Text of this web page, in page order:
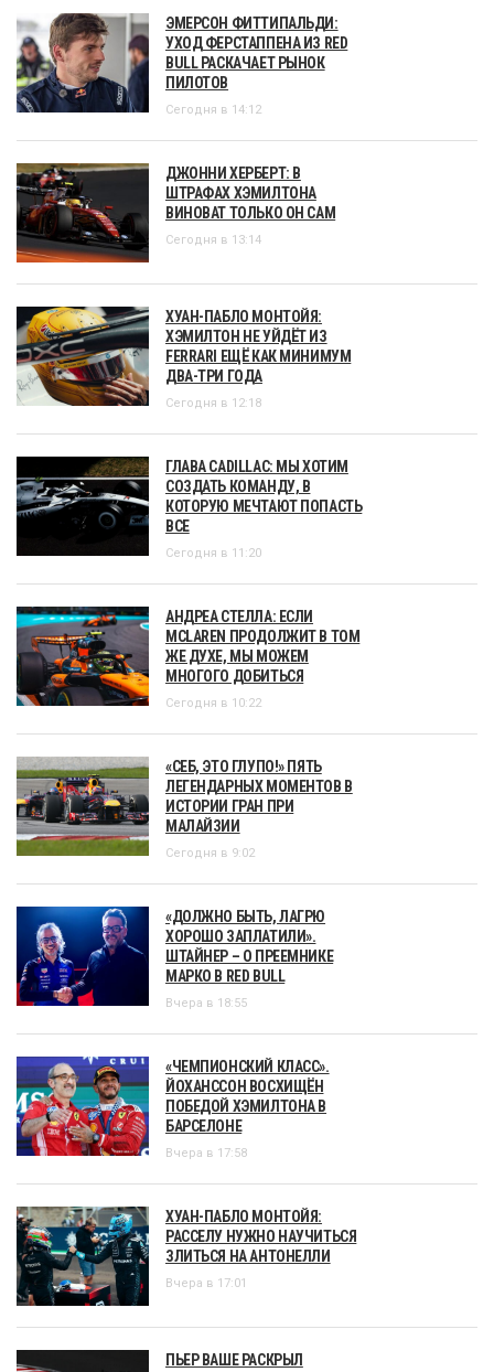
ЭМЕРСОН ФИТТИПАЛЬДИ:
УХОД ФЕРСТАППЕНА ИЗ RED
BULL РАСКАЧАЕТ РЫНОК
ПИЛОТОВ
Сегодня в 14:12
ДЖОННИ ХЕРБЕРТ: В
ШТРАФАХ ХЭМИЛТОНА
ВИНОВАТ ТОЛЬКО ОН САМ
Сегодня в 13:14
ХУАН-ПАБЛО МОНТОЙЯ:
ХЭМИЛТОН НЕ УЙДЁТ ИЗ
FERRARI ЕЩЁ КАК МИНИМУМ
ДВА-ТРИ ГОДА
Сегодня в 12:18
ГЛАВА CADILLAC: МЫ ХОТИМ
СОЗДАТЬ КОМАНДУ, В
КОТОРУЮ МЕЧТАЮТ ПОПАСТЬ
ВСЕ
Сегодня в 11:20
АНДРЕА СТЕЛЛА: ЕСЛИ
MCLAREN ПРОДОЛЖИТ В ТОМ
ЖЕ ДУХЕ, МЫ МОЖЕМ
МНОГОГО ДОБИТЬСЯ
Сегодня в 10:22
«СЕБ, ЭТО ГЛУПО!» ПЯТЬ
ЛЕГЕНДАРНЫХ МОМЕНТОВ В
ИСТОРИИ ГРАН ПРИ
МАЛАЙЗИИ
Сегодня в 9:02
«ДОЛЖНО БЫТЬ, ЛАГРЮ
ХОРОШО ЗАПЛАТИЛИ».
ШТАЙНЕР – О ПРЕЕМНИКЕ
МАРКО В RED BULL
Вчера в 18:55
«ЧЕМПИОНСКИЙ КЛАСС».
ЙОХАНССОН ВОСХИЩЁН
ПОБЕДОЙ ХЭМИЛТОНА В
БАРСЕЛОНЕ
Вчера в 17:58
ХУАН-ПАБЛО МОНТОЙЯ:
РАССЕЛУ НУЖНО НАУЧИТЬСЯ
ЗЛИТЬСЯ НА АНТОНЕЛЛИ
Вчера в 17:01
ПЬЕР ВАШЕ РАСКРЫЛ